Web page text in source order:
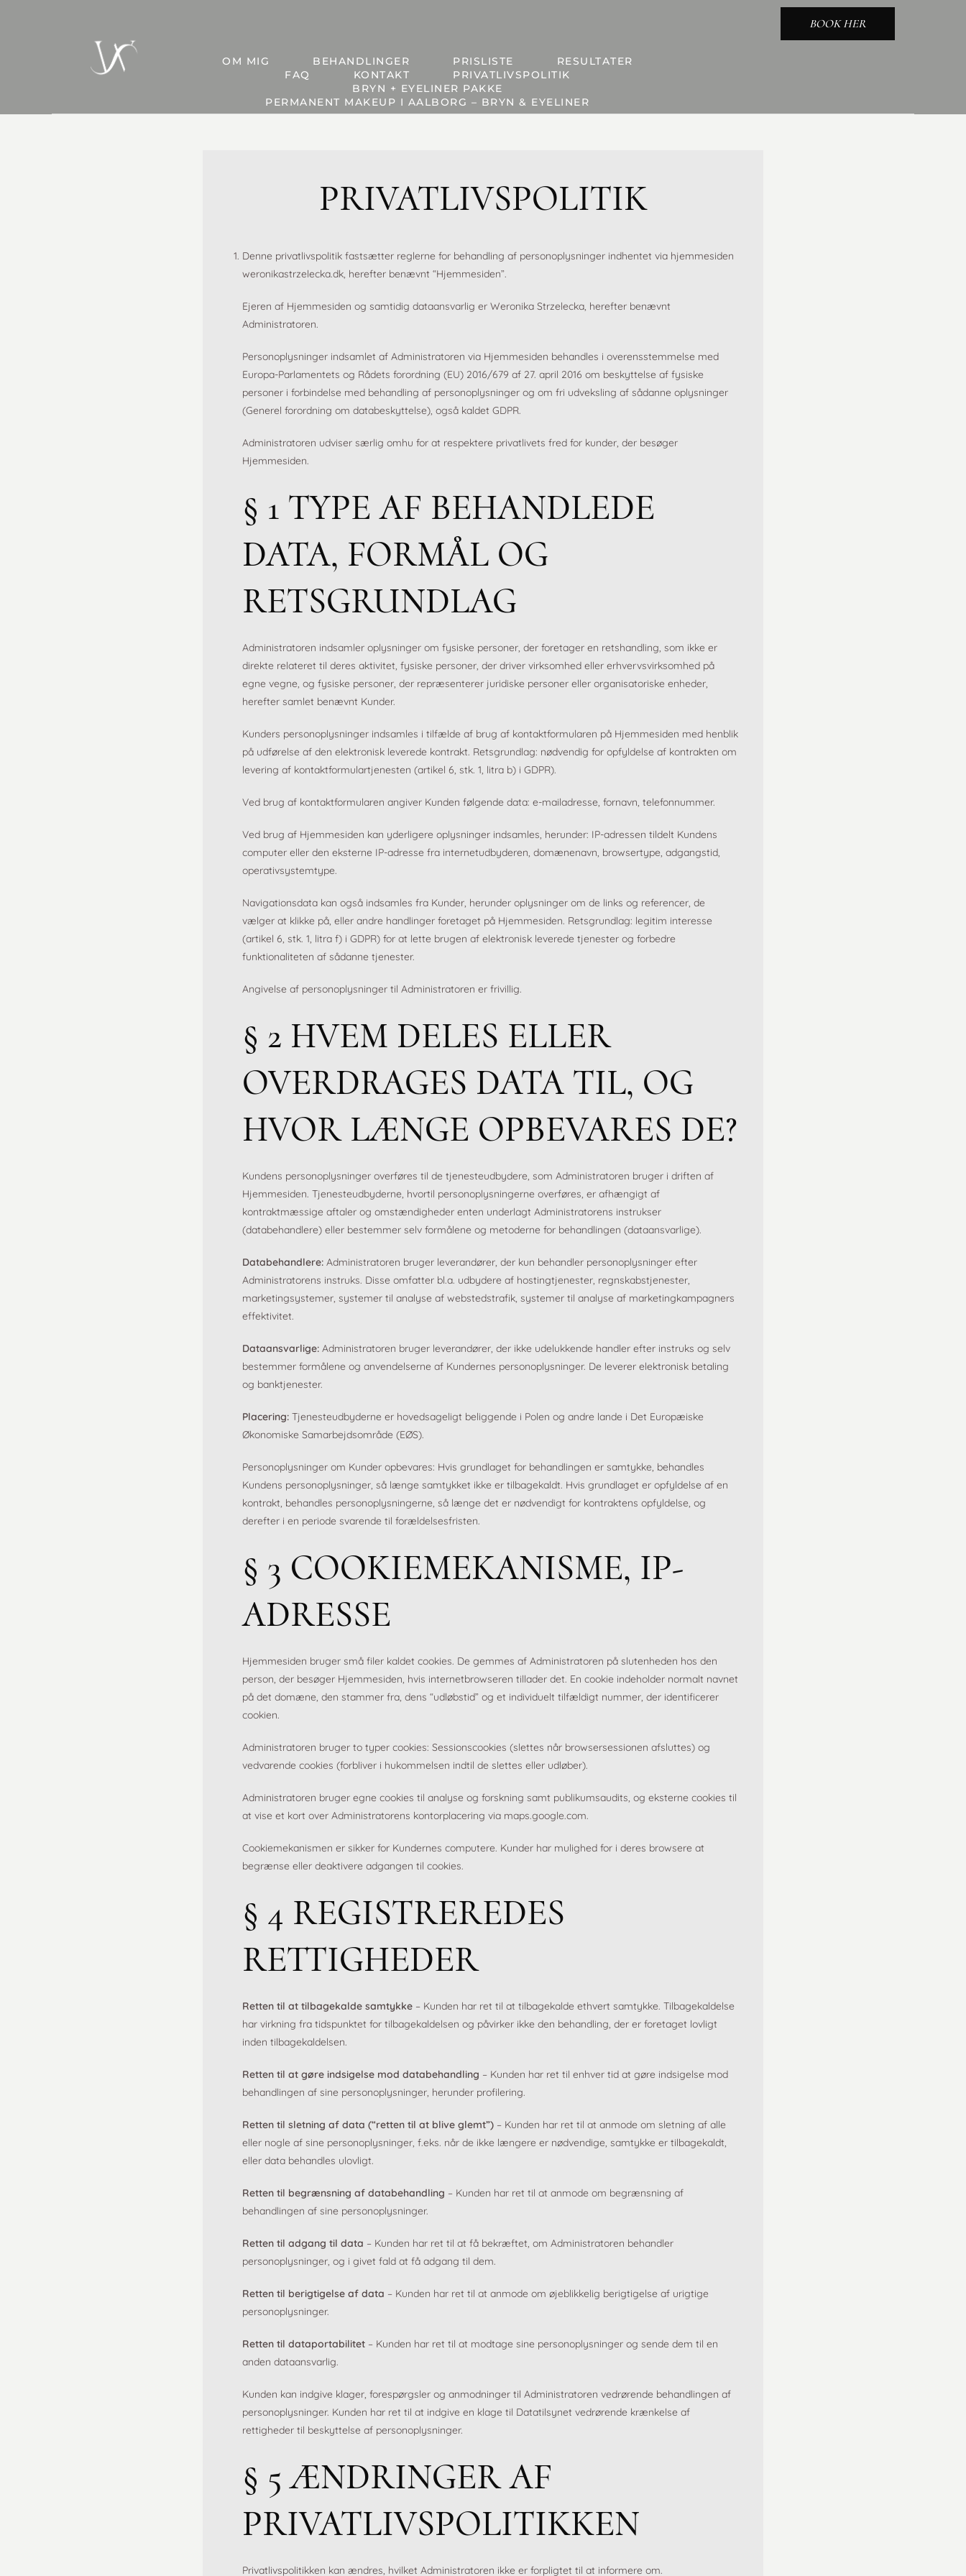
BOOK HER
OM MIG BEHANDLINGER PRISLISTE
RESULTATER
FAQ
KONTAKT
PRIVATLIVSPOLITIK
BRYN + EYELINER PAKKE
PERMANENT MAKEUP I AALBORG – BRYN & EYELINER
PRIVATLIVSPOLITIK
Denne privatlivspolitik fastsætter reglerne for behandling af personoplysninger indhentet via hjemmesiden
weronikastrzelecka.dk, herefter benævnt “Hjemmesiden”.
Ejeren af Hjemmesiden og samtidig dataansvarlig er Weronika Strzelecka, herefter benævnt
Administratoren.
Personoplysninger indsamlet af Administratoren via Hjemmesiden behandles i overensstemmelse med
Europa-Parlamentets og Rådets forordning (EU) 2016/679 af 27. april 2016 om beskyttelse af fysiske
personer i forbindelse med behandling af personoplysninger og om fri udveksling af sådanne oplysninger
(Generel forordning om databeskyttelse), også kaldet GDPR.
Administratoren udviser særlig omhu for at respektere privatlivets fred for kunder, der besøger
Hjemmesiden.
§ 1 TYPE AF BEHANDLEDE
DATA, FORMÅL OG
RETSGRUNDLAG
Administratoren indsamler oplysninger om fysiske personer, der foretager en retshandling, som ikke er
direkte relateret til deres aktivitet, fysiske personer, der driver virksomhed eller erhvervsvirksomhed på
egne vegne, og fysiske personer, der repræsenterer juridiske personer eller organisatoriske enheder,
herefter samlet benævnt Kunder.
Kunders personoplysninger indsamles i tilfælde af brug af kontaktformularen på Hjemmesiden med henblik
på udførelse af den elektronisk leverede kontrakt. Retsgrundlag: nødvendig for opfyldelse af kontrakten om
levering af kontaktformulartjenesten (artikel 6, stk. 1, litra b) i GDPR).
Ved brug af kontaktformularen angiver Kunden følgende data: e-mailadresse, fornavn, telefonnummer.
Ved brug af Hjemmesiden kan yderligere oplysninger indsamles, herunder: IP-adressen tildelt Kundens
computer eller den eksterne IP-adresse fra internetudbyderen, domænenavn, browsertype, adgangstid,
operativsystemtype.
Navigationsdata kan også indsamles fra Kunder, herunder oplysninger om de links og referencer, de
vælger at klikke på, eller andre handlinger foretaget på Hjemmesiden. Retsgrundlag: legitim interesse
(artikel 6, stk. 1, litra f) i GDPR) for at lette brugen af elektronisk leverede tjenester og forbedre
funktionaliteten af sådanne tjenester.
Angivelse af personoplysninger til Administratoren er frivillig.
§ 2 HVEM DELES ELLER
OVERDRAGES DATA TIL, OG
HVOR LÆNGE OPBEVARES DE?
Kundens personoplysninger overføres til de tjenesteudbydere, som Administratoren bruger i driften af
Hjemmesiden. Tjenesteudbyderne, hvortil personoplysningerne overføres, er afhængigt af
kontraktmæssige aftaler og omstændigheder enten underlagt Administratorens instrukser
(databehandlere) eller bestemmer selv formålene og metoderne for behandlingen (dataansvarlige).
Databehandlere: Administratoren bruger leverandører, der kun behandler personoplysninger efter
Administratorens instruks. Disse omfatter bl.a. udbydere af hostingtjenester, regnskabstjenester,
marketingsystemer, systemer til analyse af webstedstrafik, systemer til analyse af marketingkampagners
effektivitet.
Dataansvarlige: Administratoren bruger leverandører, der ikke udelukkende handler efter instruks og selv
bestemmer formålene og anvendelserne af Kundernes personoplysninger. De leverer elektronisk betaling
og banktjenester.
Placering: Tjenesteudbyderne er hovedsageligt beliggende i Polen og andre lande i Det Europæiske
Økonomiske Samarbejdsområde (EØS).
Personoplysninger om Kunder opbevares: Hvis grundlaget for behandlingen er samtykke, behandles
Kundens personoplysninger, så længe samtykket ikke er tilbagekaldt. Hvis grundlaget er opfyldelse af en
kontrakt, behandles personoplysningerne, så længe det er nødvendigt for kontraktens opfyldelse, og
derefter i en periode svarende til forældelsesfristen.
§ 3 COOKIEMEKANISME, IP-
ADRESSE
Hjemmesiden bruger små filer kaldet cookies. De gemmes af Administratoren på slutenheden hos den
person, der besøger Hjemmesiden, hvis internetbrowseren tillader det. En cookie indeholder normalt navnet
på det domæne, den stammer fra, dens “udløbstid” og et individuelt tilfældigt nummer, der identificerer
cookien.
Administratoren bruger to typer cookies: Sessionscookies (slettes når browsersessionen afsluttes) og
vedvarende cookies (forbliver i hukommelsen indtil de slettes eller udløber).
Administratoren bruger egne cookies til analyse og forskning samt publikumsaudits, og eksterne cookies til
at vise et kort over Administratorens kontorplacering via maps.google.com.
Cookiemekanismen er sikker for Kundernes computere. Kunder har mulighed for i deres browsere at
begrænse eller deaktivere adgangen til cookies.
§ 4 REGISTREREDES
RETTIGHEDER
Retten til at tilbagekalde samtykke – Kunden har ret til at tilbagekalde ethvert samtykke. Tilbagekaldelse
har virkning fra tidspunktet for tilbagekaldelsen og påvirker ikke den behandling, der er foretaget lovligt
inden tilbagekaldelsen.
Retten til at gøre indsigelse mod databehandling – Kunden har ret til enhver tid at gøre indsigelse mod
behandlingen af sine personoplysninger, herunder profilering.
Retten til sletning af data (“retten til at blive glemt”) – Kunden har ret til at anmode om sletning af alle
eller nogle af sine personoplysninger, f.eks. når de ikke længere er nødvendige, samtykke er tilbagekaldt,
eller data behandles ulovligt.
Retten til begrænsning af databehandling – Kunden har ret til at anmode om begrænsning af
behandlingen af sine personoplysninger.
Retten til adgang til data – Kunden har ret til at få bekræftet, om Administratoren behandler
personoplysninger, og i givet fald at få adgang til dem.
Retten til berigtigelse af data – Kunden har ret til at anmode om øjeblikkelig berigtigelse af urigtige
personoplysninger.
Retten til dataportabilitet – Kunden har ret til at modtage sine personoplysninger og sende dem til en
anden dataansvarlig.
Kunden kan indgive klager, forespørgsler og anmodninger til Administratoren vedrørende behandlingen af
personoplysninger. Kunden har ret til at indgive en klage til Datatilsynet vedrørende krænkelse af
rettigheder til beskyttelse af personoplysninger.
§ 5 ÆNDRINGER AF
PRIVATLIVSPOLITIKKEN
Privatlivspolitikken kan ændres, hvilket Administratoren ikke er forpligtet til at informere om.